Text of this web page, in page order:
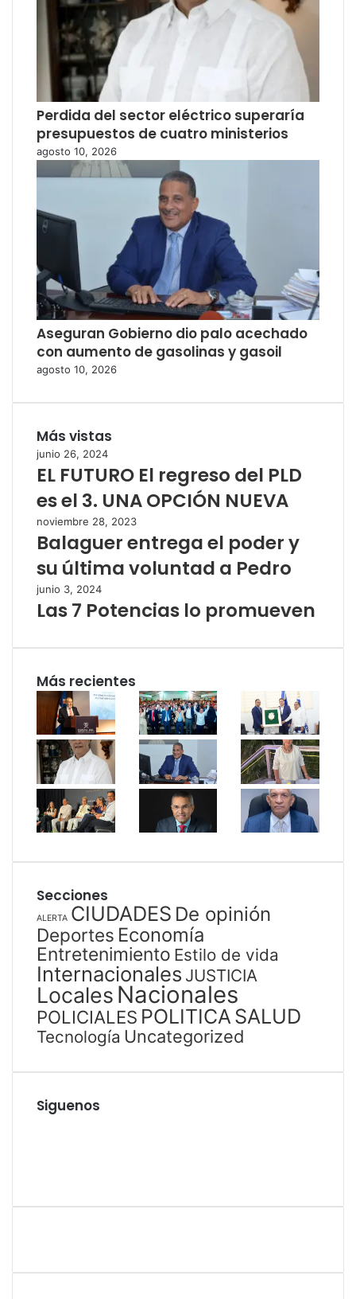
Perdida del sector eléctrico superaría
presupuestos de cuatro ministerios
agosto 10, 2026
Aseguran Gobierno dio palo acechado
con aumento de gasolinas y gasoil
agosto 10, 2026
Más vistas
junio 26, 2024
EL FUTURO El regreso del PLD
es el 3. UNA OPCIÓN NUEVA
noviembre 28, 2023
Balaguer entrega el poder y
su última voluntad a Pedro
junio 3, 2024
Las 7 Potencias lo promueven
Más recientes
Secciones
ALERTA CIUDADES De opinión
Deportes Economía
Entretenimiento Estilo de vida
Internacionales JUSTICIA
Locales Nacionales
POLICIALES POLITICA SALUD
Tecnología Uncategorized
Siguenos